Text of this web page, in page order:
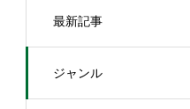
最新記事
ジャンル